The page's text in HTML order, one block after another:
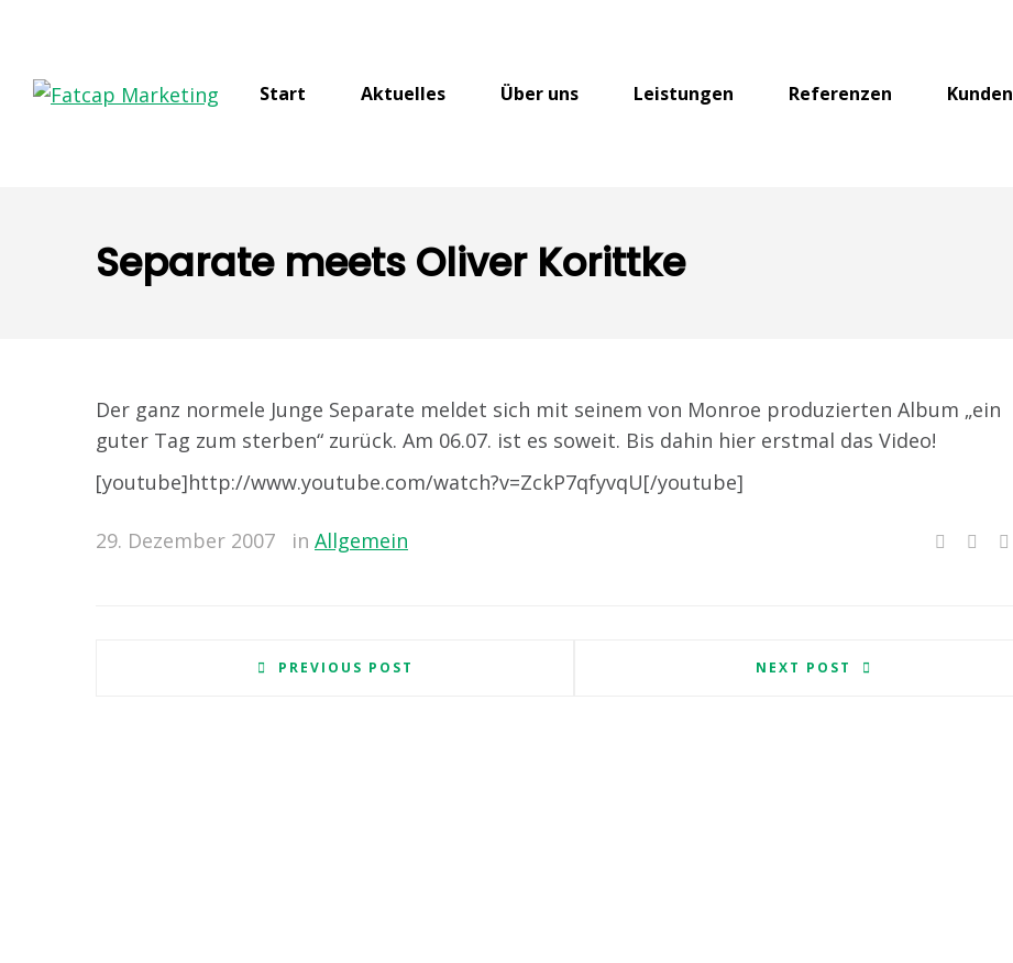
Start Aktuelles Über uns Leistungen Referenzen Kunden
Separate meets Oliver Korittke
Der ganz normele Junge Separate meldet sich mit seinem von Monroe produzierten Album „ein
guter Tag zum sterben“ zurück. Am 06.07. ist es soweit. Bis dahin hier erstmal das Video!
[youtube]http://www.youtube.com/watch?v=ZckP7qfyvqU[/youtube]
29. Dezember 2007 in Allgemein
PREVIOUS POST NEXT POST